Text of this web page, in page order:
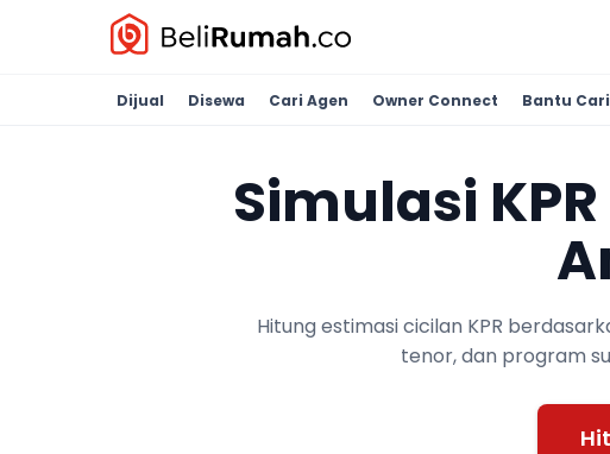
Dijual Disewa Cari Agen Owner Connect Bantu
Simulasi
Hitung estimasi cicilan KPR
tenor, dan program